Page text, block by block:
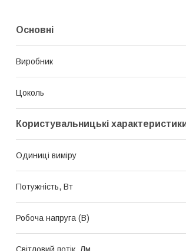
Основні
Виробник
Цоколь
Користувальницькі
Одиниці виміру
Потужність, Вт
Робоча напруга (В)